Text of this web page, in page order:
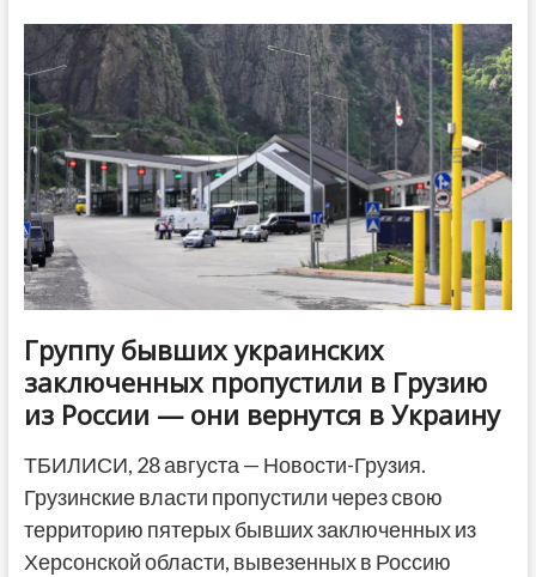
Шио-
Мгвиме:
для
посетителей
вход
закрыт
Группу бывших украинских
заключенных пропустили в Грузию
из России — они вернутся в Украину
ТБИЛИСИ, 28 августа — Новости-Грузия.
Грузинские власти пропустили через свою
территорию пятерых бывших заключенных из
Херсонской области, вывезенных в Россию